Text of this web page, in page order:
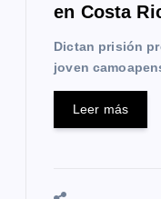
en Costa
Dictan prisión
joven
Leer más